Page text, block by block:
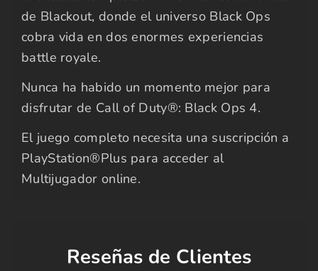
de Blackout, donde el universo Black Ops
cobra vida en dos enormes experiencias
battle royale.
Nunca ha habido un momento mejor para
disfrutar de Call of Duty®: Black Ops 4.
El juego completo necesita una suscripción a
PlayStation®Plus para acceder al
Multijugador online.
Reseñas de Clientes